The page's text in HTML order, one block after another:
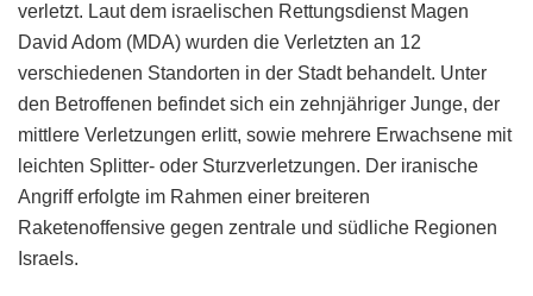
verletzt. Laut dem israelischen Rettungsdienst Magen
David Adom (MDA) wurden die Verletzten an 12
verschiedenen Standorten in der Stadt behandelt. Unter
den Betroffenen befindet sich ein zehnjähriger Junge, der
mittlere Verletzungen erlitt, sowie mehrere Erwachsene mit
leichten Splitter- oder Sturzverletzungen. Der iranische
Angriff erfolgte im Rahmen einer breiteren
Raketenoffensive gegen zentrale und südliche Regionen
Israels.